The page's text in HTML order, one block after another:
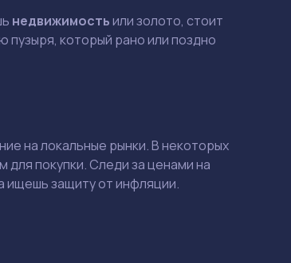
недвижимостьили золото, стоит
пузыря, который рано или поздно
налокальные рынки. В некоторых
покупки. Следи за ценами на
ищешь защиту от инфляции.